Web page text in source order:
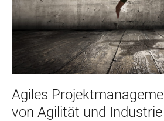
Agiles
von Agilität und